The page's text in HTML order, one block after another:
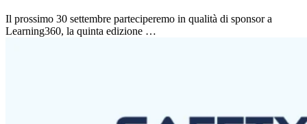
Il prossimo 30 settembre parteciperemo in qualità di sponsor a
Learning360, la quinta edizione …